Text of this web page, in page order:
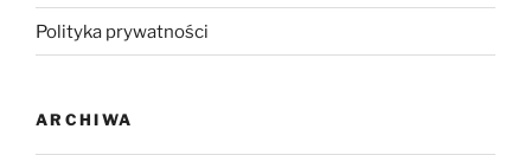
Polityka prywatności
ARCHIWA